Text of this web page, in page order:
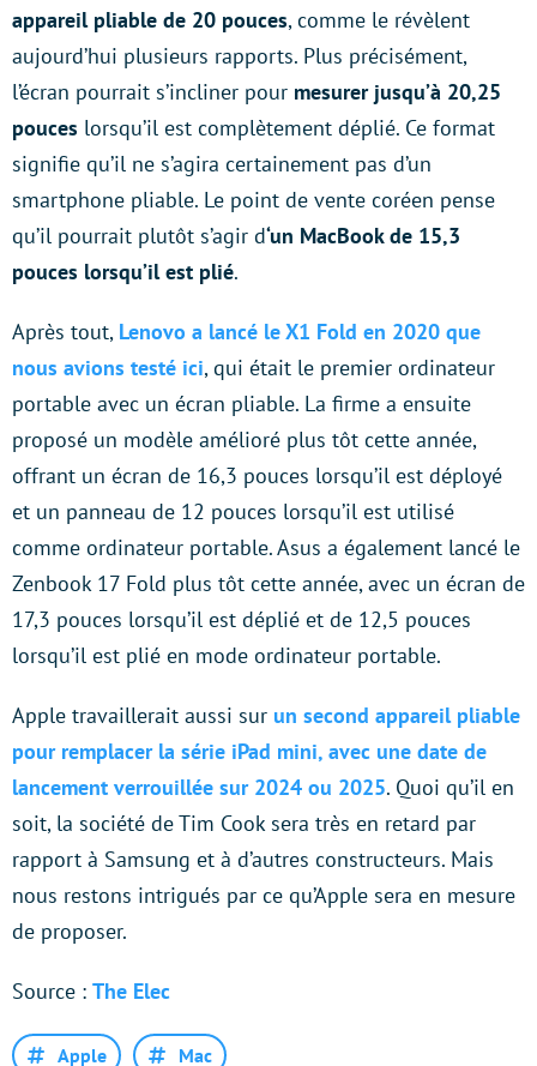
appareil pliable de 20 pouces, comme le révèlent
aujourd’hui plusieurs rapports. Plus précisément,
l’écran pourrait s’incliner pour mesurer jusqu’à 20,25
pouces lorsqu’il est complètement déplié. Ce format
signifie qu’il ne s’agira certainement pas d’un
smartphone pliable. Le point de vente coréen pense
qu’il pourrait plutôt s’agir d‘un MacBook de 15,3
pouces lorsqu’il est plié.
Après tout, Lenovo a lancé le X1 Fold en 2020 que
nous avions testé ici, qui était le premier ordinateur
portable avec un écran pliable. La firme a ensuite
proposé un modèle amélioré plus tôt cette année,
offrant un écran de 16,3 pouces lorsqu’il est déployé
et un panneau de 12 pouces lorsqu’il est utilisé
comme ordinateur portable. Asus a également lancé le
Zenbook 17 Fold plus tôt cette année, avec un écran de
17,3 pouces lorsqu’il est déplié et de 12,5 pouces
lorsqu’il est plié en mode ordinateur portable.
Apple travaillerait aussi sur un second appareil pliable
pour remplacer la série iPad mini, avec une date de
lancement verrouillée sur 2024 ou 2025. Quoi qu’il en
soit, la société de Tim Cook sera très en retard par
rapport à Samsung et à d’autres constructeurs. Mais
nous restons intrigués par ce qu’Apple sera en mesure
de proposer.
Source : The Elec
Apple Mac